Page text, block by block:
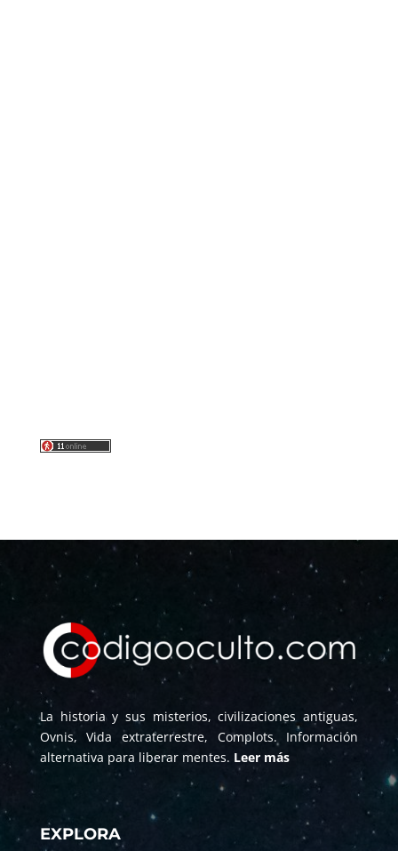
La historia y sus misterios, civilizaciones antiguas,
Ovnis, Vida extraterrestre, Complots. Información
alternativa para liberar mentes. Leer más
EXPLORA